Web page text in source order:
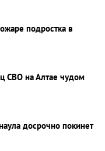
подростка в
СВО на Алтае чудом
досрочно покинет